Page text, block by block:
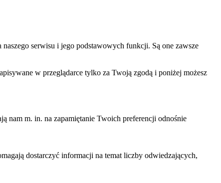
serwisu i jego podstawowych funkcji. Są one zawsze
w przeglądarce tylko za Twoją zgodą i poniżej możesz
nam m. in. na zapamiętanie Twoich preferencji odnośnie
dostarczyć informacji na temat liczby odwiedzających,